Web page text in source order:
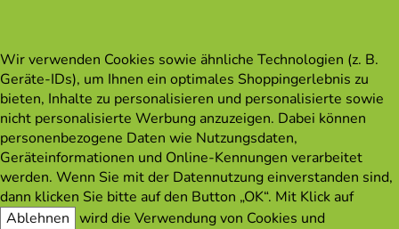
Wir verwenden Cookies sowie ähnliche Technologien (z. B.
Geräte-IDs), um Ihnen ein optimales Shoppingerlebnis zu
bieten, Inhalte zu personalisieren und personalisierte sowie
nicht personalisierte Werbung anzuzeigen. Dabei können
personenbezogene Daten wie Nutzungsdaten,
Geräteinformationen und Online-Kennungen verarbeitet
werden. Wenn Sie mit der Datennutzung einverstanden sind,
dann klicken Sie bitte auf den Button „OK“. Mit Klick auf
Ablehnen wird die Verwendung von Cookies und